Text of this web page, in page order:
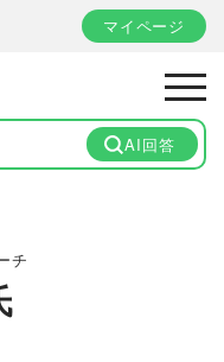
マイページ
AI回答
チ